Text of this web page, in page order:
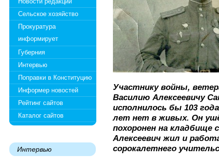
Сельское хозяйство
Прокуратура
информирует
Губерния
Интервью
Поправки в Конституцию
Информер новостей
Рейтинг сайтов
Каталог сайтов
Интервью
Участнику войны,
Василию Алексеевичу
исполнилось бы 103
лет нет в живых. Он
похоронен на кладбище
Алексеевич жил и
сорокалетнего